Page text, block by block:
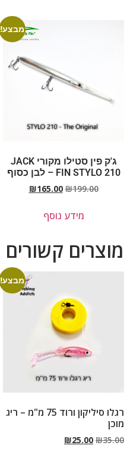
מבצע!
ג'ק פין סטילו מקורי JACK
FIN STYLO 210 – לבן כסוף
₪199.00
₪165.00
מידע נוסף
מוצרים קשורים
מבצע!
רגלו סיליקון ורוד 75 מ"מ – ריג
מוכן
₪35.00
₪25.00